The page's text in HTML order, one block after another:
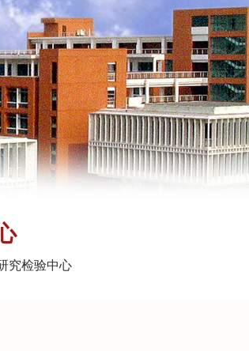
究检验中心